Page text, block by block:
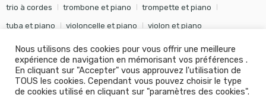
trio à cordes trombone et piano trompette et piano
tuba et piano violoncelle et piano violon et piano
© Editions Soldano - Tous droits réservés - Conception Khalid
Nous utilisons des cookies pour vous offrir une meilleure
expérience de navigation en mémorisant vos préférences .
En cliquant sur "Accepter" vous approuvez l'utilisation de
TOUS les cookies. Cependant vous pouvez choisir le type
de cookies utilisé en cliquant sur "paramètres des cookies".